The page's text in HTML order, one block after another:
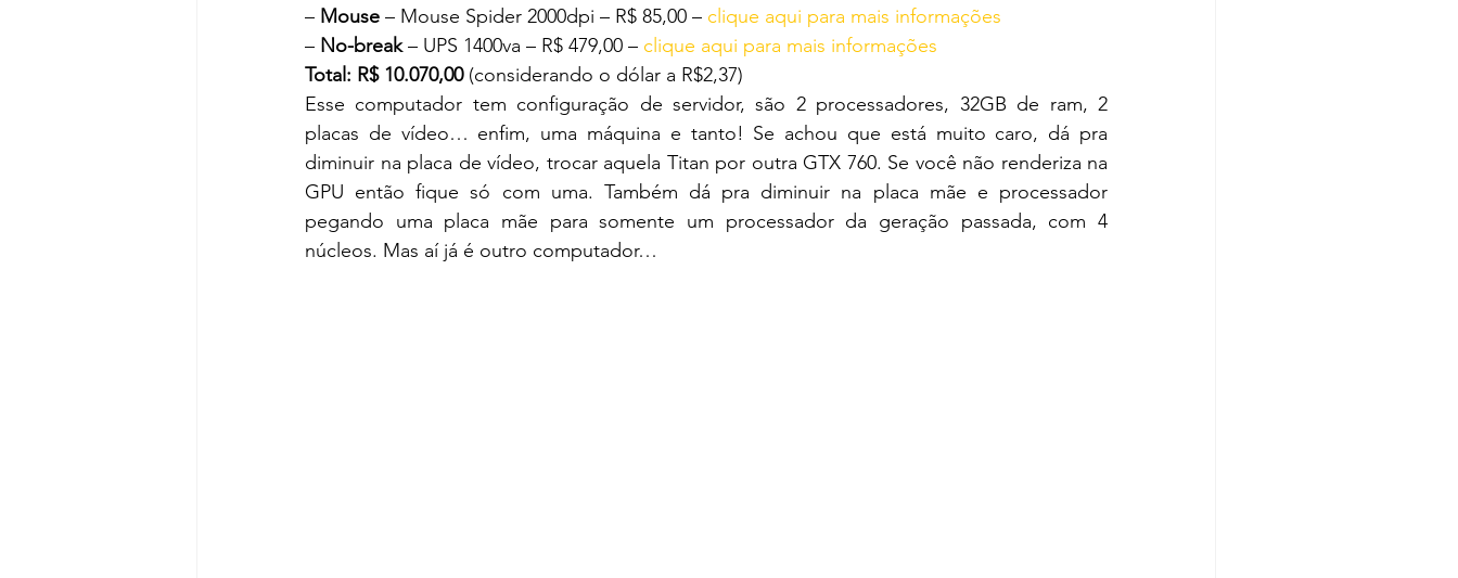
– Mouse – Mouse Spider 2000dpi – R$ 85,00 – clique aqui para mais informações
– No-break – UPS 1400va – R$ 479,00 – clique aqui para mais informações
Total: R$ 10.070,00 (considerando o dólar a R$2,37)
Esse computador tem configuração de servidor, são 2 processadores, 32GB de ram, 2
placas de vídeo… enfim, uma máquina e tanto! Se achou que está muito caro, dá pra
diminuir na placa de vídeo, trocar aquela Titan por outra GTX 760. Se você não renderiza na
GPU então fique só com uma. Também dá pra diminuir na placa mãe e processador
pegando uma placa mãe para somente um processador da geração passada, com 4
núcleos. Mas aí já é outro computador…